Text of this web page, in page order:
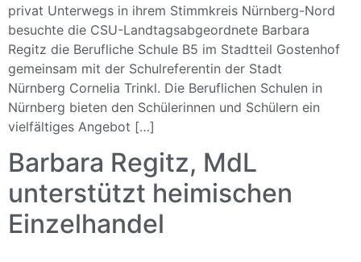
privat Unterwegs in ihrem Stimmkreis Nürnberg-Nord
besuchte die CSU-Landtagsabgeordnete Barbara
Regitz die Berufliche Schule B5 im Stadtteil Gostenhof
gemeinsam mit der Schulreferentin der Stadt
Nürnberg Cornelia Trinkl. Die Beruflichen Schulen in
Nürnberg bieten den Schülerinnen und Schülern ein
vielfältiges Angebot […]
Barbara Regitz, MdL
unterstützt heimischen
Einzelhandel